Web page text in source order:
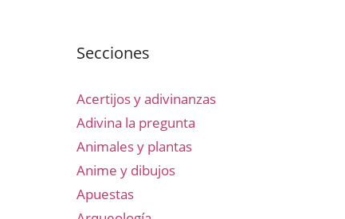
Secciones
Acertijos y adivinanzas
Adivina la pregunta
Animales y plantas
Anime y dibujos
Apuestas